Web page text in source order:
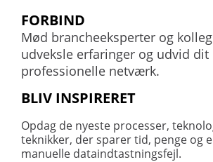
FORBIND
Mød brancheeksperter og
udveksle erfaringer og udvid dit
professionelle netværk.
BLIV INSPIRERET
Opdag de nyeste processer,
teknikker, der sparer tid, penge og
manuelle dataindtastningsfejl.